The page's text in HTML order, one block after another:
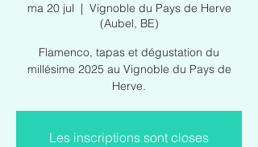
ma 20 jul
  |
Vignoble du Pays de Herve
(Aubel, BE)
Flamenco, tapas et dégustation du
millésime 2025 au Vignoble du Pays de
Herve.
Les inscriptions sont closes